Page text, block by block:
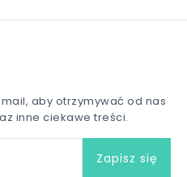
aby otrzymywać od nas
inne ciekawe treści.